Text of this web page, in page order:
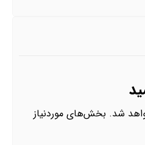
شد. بخش‌های موردنیاز